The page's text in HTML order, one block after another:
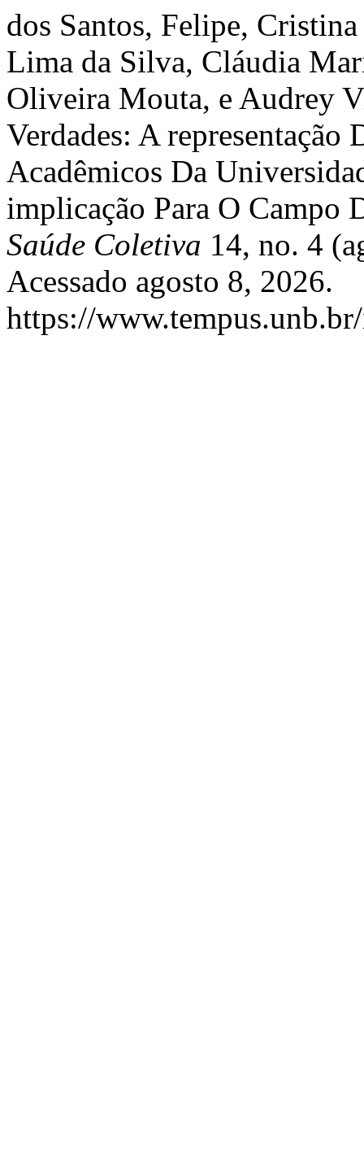
dos Santos, Felipe,
Lima da Silva, Cláudia
Oliveira Mouta, e Audrey
Verdades: A
Acadêmicos Da
implicação Para O Campo
Saúde Coletiva 14, no. 4
Acessado agosto 8, 2026.
https://